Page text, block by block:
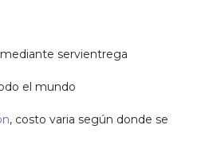
servientrega
el mundo
, costo varia según donde se